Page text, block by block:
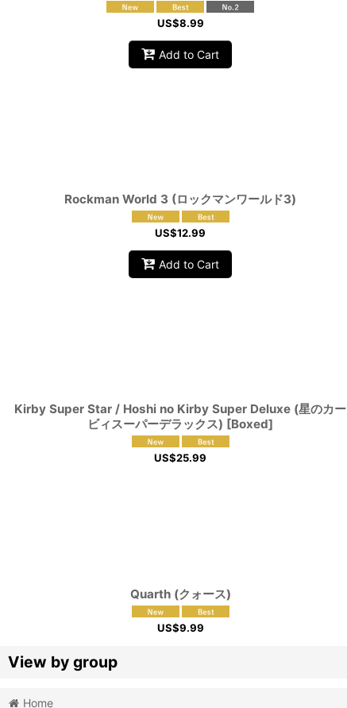
US$8.99
Add to Cart
Rockman World 3 (ロックマンワールド3)
US$12.99
Add to Cart
Kirby Super Star / Hoshi no Kirby Super Deluxe (星のカー
ビィスーパーデラックス) [Boxed]
US$25.99
Quarth (クォース)
US$9.99
View by group
Action
Home